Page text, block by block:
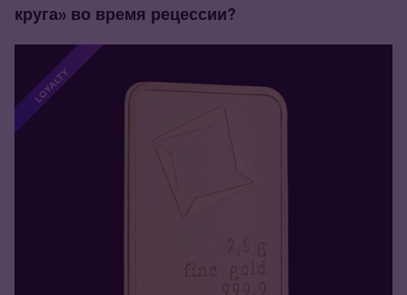
круга» во время рецессии?
LOYALTY